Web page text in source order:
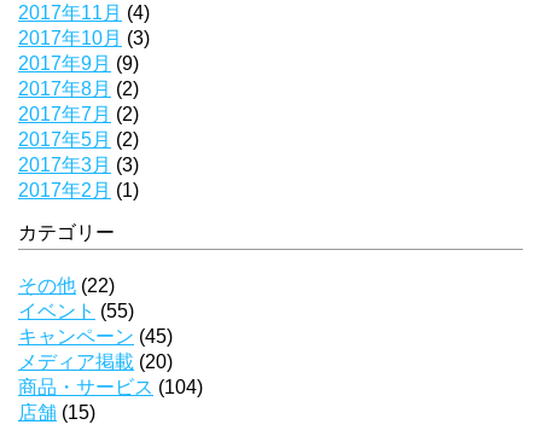
2017年11月 (4)
2017年10月 (3)
2017年9月 (9)
2017年8月 (2)
2017年7月 (2)
2017年5月 (2)
2017年3月 (3)
2017年2月 (1)
カテゴリー
その他 (22)
イベント (55)
キャンペーン (45)
メディア掲載 (20)
商品・サービス (104)
店舗 (15)